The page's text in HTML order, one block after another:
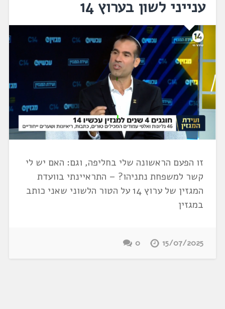
ענייני לשון בערוץ 14
זו הפעם הראשונה שלי בחליפה, וגם: האם יש לי
קשר למשפחת נתניהו? – התראיינתי בוועדת
המגזין של ערוץ 14 על הטור הלשוני שאני כותב
במגזין
15/07/2025
0